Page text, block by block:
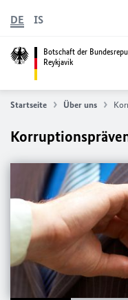
Botschaft der
Reykjavik
DE IS
Startseite Über uns